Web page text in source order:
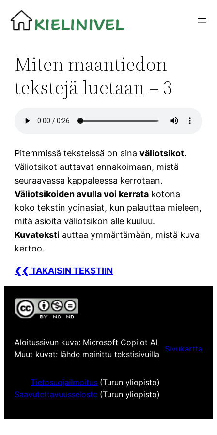
Siirry
sisältöön
Miten maantiedon
tekstejä luetaan – 3
Pitemmissä teksteissä on ainaväliotsikot.
Väliotsikot auttavat ennakoimaan, mistä
seuraavassa kappaleessa kerrotaan.
Väliotsikoiden avulla voi kerrata kotona
koko tekstin ydinasiat, kun palauttaa mieleen,
mitä asioita väliotsikon alle kuuluu.
Kuvateksti auttaa ymmärtämään, mistä kuva
kertoo.
❮❮ TAKAISIN TEKSTIIN
Aloitussivun kuva: Microsoft Copilot AI
Muut kuvat: lähde mainittu tekstisivuilla
Sivukartta
Tietosuojailmoitus (Turun yliopisto)
Saavutettavuusseloste (Turun yliopisto)